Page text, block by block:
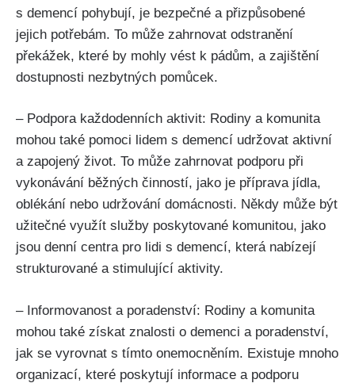
s demencí pohybují, je bezpečné a přizpůsobené
jejich potřebám. To může zahrnovat odstranění
překážek, které by mohly vést k pádům, a zajištění
dostupnosti nezbytných pomůcek.
– Podpora každodenních aktivit: Rodiny a komunita
mohou také pomoci lidem s demencí udržovat aktivní
a zapojený život. To může zahrnovat podporu při
vykonávání běžných činností, jako je příprava jídla,
oblékání nebo udržování domácnosti. Někdy může být
užitečné využít služby poskytované komunitou, jako
jsou denní centra pro lidi s demencí, která nabízejí
strukturované a stimulující aktivity.
– Informovanost a poradenství: Rodiny a komunita
mohou také získat znalosti o demenci a poradenství,
jak se vyrovnat s tímto onemocněním. Existuje mnoho
organizací, které poskytují informace a podporu